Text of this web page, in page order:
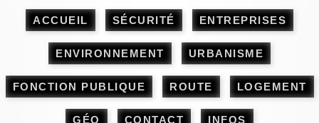
ACCUEIL SÉCURITÉ ENTREPRISES
ENVIRONNEMENT URBANISME
FONCTION PUBLIQUE ROUTE LOGEMENT
GÉO CONTACT INFOS